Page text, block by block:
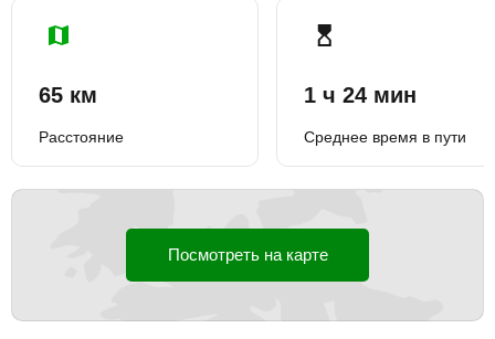
65 км
Расстояние
1 ч 24 мин
Среднее время в пути
Посмотреть на карте